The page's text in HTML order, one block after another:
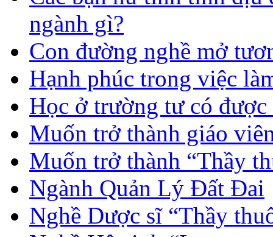
ngành gì?
Con đường nghề mở
Hạnh phúc trong việc
Học ở trường tư có
Muốn trở thành giáo
Muốn trở thành “Thầy
Ngành Quản Lý Đất Đai
Nghề Dược sĩ “Thầy